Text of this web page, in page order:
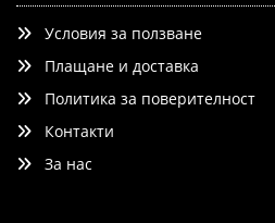
1000:1, 400 cd/m2, 320Hz,
Height Adjustable, Pivot, Swivel, Tilt,
Условия за ползване
Плащане и доставка
Политика за поверителност
Контакти
За нас